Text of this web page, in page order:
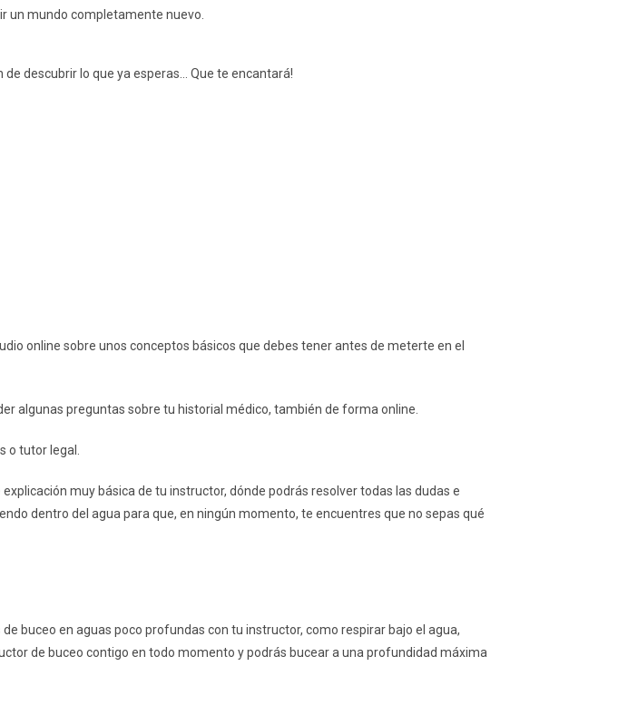
un mundo completamente nuevo.
descubrir lo que ya esperas… Que te encantará!
online sobre unos conceptos básicos que debes tener antes de meterte en el
algunas preguntas sobre tu historial médico, también de forma online.
tutor legal.
muy básica de tu instructor, dónde podrás resolver todas las dudas e
dentro del agua para que, en ningún momento, te encuentres que no sepas qué
buceo en aguas poco profundas con tu instructor, como respirar bajo el agua,
de buceo contigo en todo momento y podrás bucear a una profundidad máxima